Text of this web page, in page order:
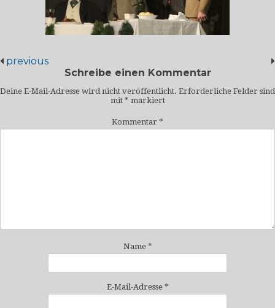
previous
Schreibe einen Kommentar
Deine E-Mail-Adresse wird nicht veröffentlicht. Erforderliche Felder sind
mit * markiert
Kommentar *
Name *
E-Mail-Adresse *